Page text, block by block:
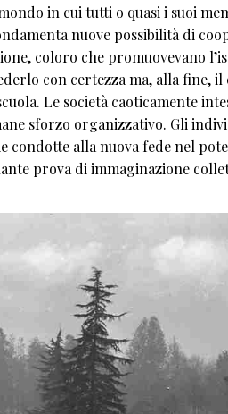
in cui tutti o quasi i suoi
nuove possibilità di
coloro che promuovevano
con certezza ma, alla fine,
Le società caoticamente
sforzo organizzativo. Gli
alla nuova fede nel
prova di immaginazione